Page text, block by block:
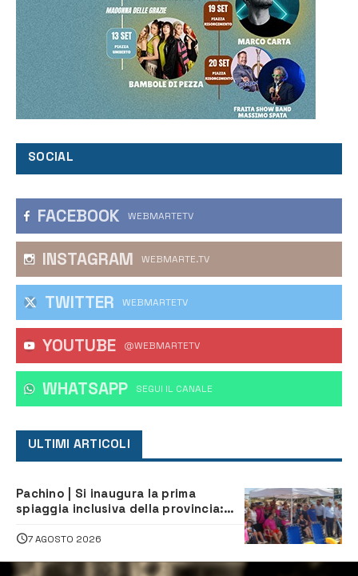
SOCIAL
FACEBOOK WEBMARTETV
INSTAGRAM WEBMARTE.TV
TWITTER WEBMARTETV
YOUTUBE @WEBMARTETV
WHATSAPP ‎SEGUI IL CANALE
ULTIMI ARTICOLI
Pachino | Si inaugura la prima
spiaggia inclusiva della provincia:
tutti
7 AGOSTO 2026